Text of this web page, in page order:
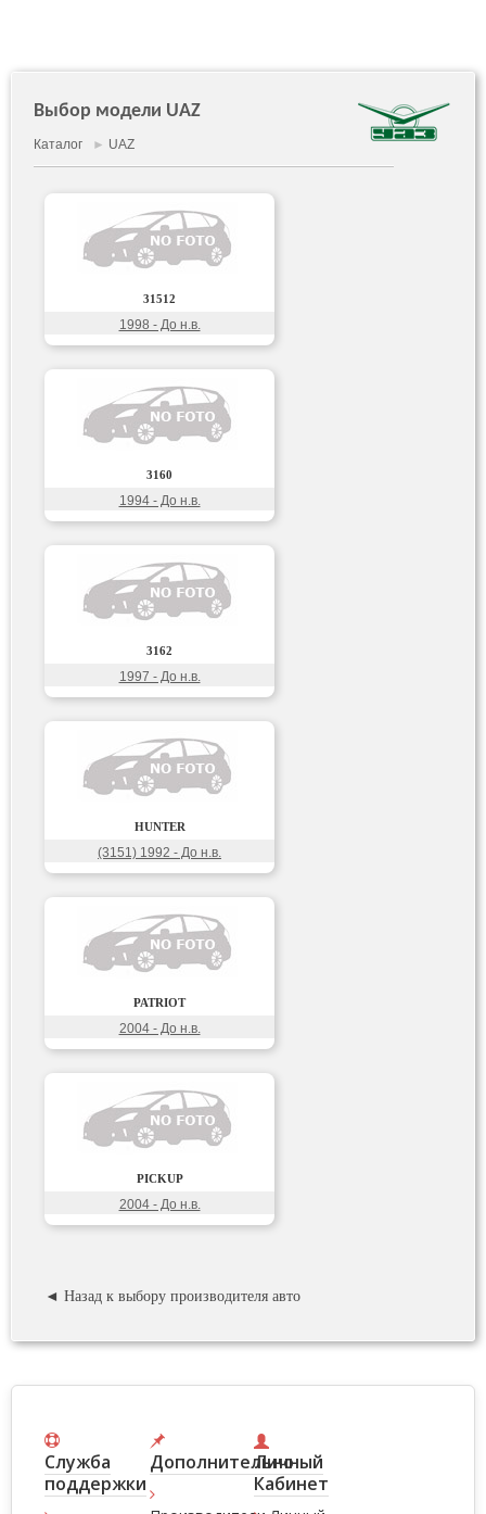
Выбор модели UAZ
Каталог ► UAZ
31512
1998 - До н.в.
3160
1994 - До н.в.
3162
1997 - До н.в.
HUNTER
(3151) 1992 - До н.в.
PATRIOT
2004 - До н.в.
PICKUP
2004 - До н.в.
◄ Назад к выбору производителя авто
Служба
поддержки
Дополнительно
Личный
Кабинет